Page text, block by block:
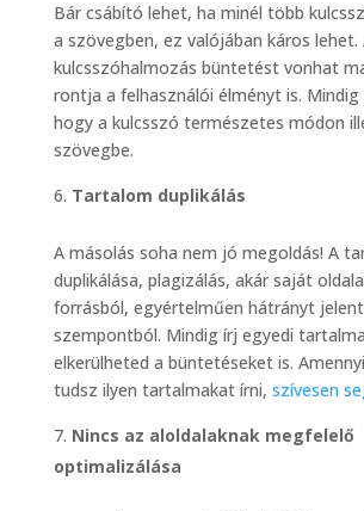
Bár csábító lehet, ha minél több
a szövegben, ez valójában káros
kulcsszóhalmozás büntetést vonhat
rontja a felhasználói élményt is. Mindig
hogy a kulcsszó természetes módon
szövegbe.
Tartalom duplikálás
A másolás soha nem jó megoldás! A
duplikálása, plagizálás, akár saját
forrásból, egyértelműen hátrányt jelent
szempontból. Mindig írj egyedi
elkerülheted a büntetéseket is.
tudsz ilyen tartalmakat írni, szívesen
Nincs az aloldalaknak megfelelő
optimalizálása